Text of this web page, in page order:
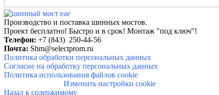
Производство и поставка шинных мостов.
Проект бесплатно! Быстро и в срок! Монтаж "под ключ"!
Телефон: +7 (843) 250-44-56
Почта: Shm@selectprom.ru
Политика обработки персональных данных
Согласие на обработку персональных данных
Политика использования файлов cookie
Изменить настройки cookie
Назад к содержимому